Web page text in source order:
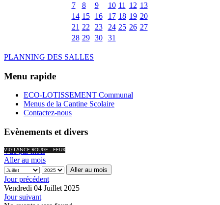
7
8 9 10 11 12 13
14 15 16 17 18 19 20
21 22 23 24 25 26 27
28 29 30 31
PLANNING DES SALLES
Menu rapide
ECO-LOTISSEMENT Communal
Menus de la Cantine Scolaire
Contactez-nous
Evènements et divers
VIGILANCE ROUGE - FEUX
Vue par mois
Aller au mois
Aller au mois
Jour précédent
Vendredi 04 Juillet 2025
Jour suivant